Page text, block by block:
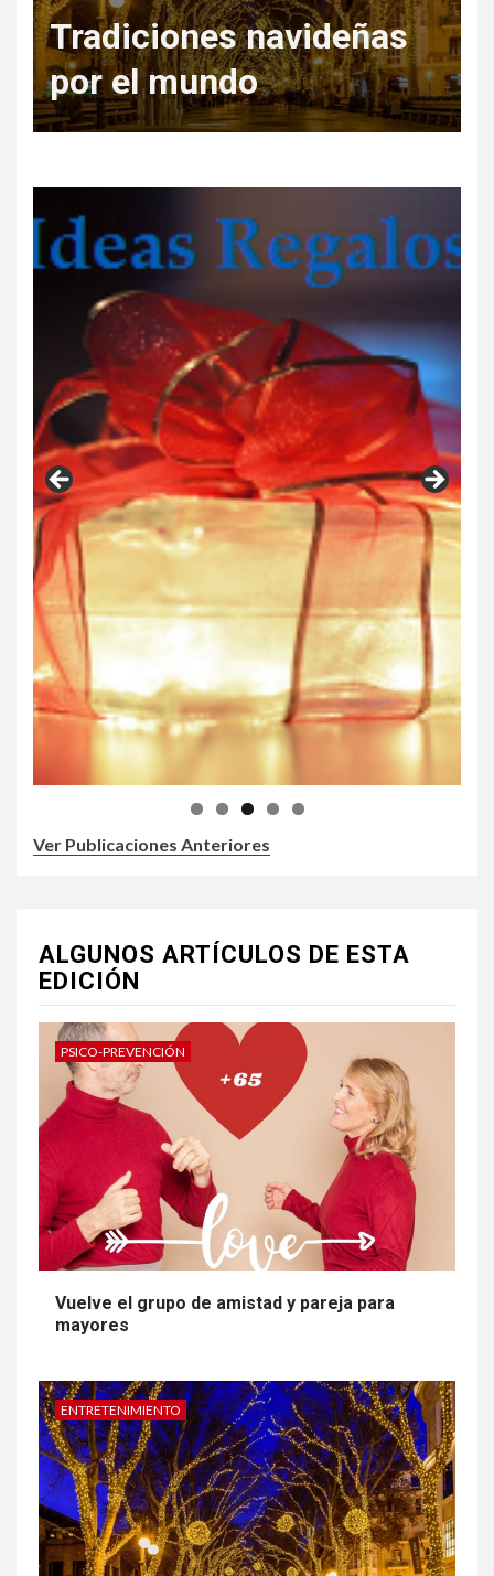
Regala Escapadas
Ver Publicaciones Anteriores
ALGUNOS ARTÍCULOS DE ESTA
EDICIÓN
PSICO-PREVENCIÓN
Vuelve el grupo de amistad y pareja para
mayores
ENTRETENIMIENTO